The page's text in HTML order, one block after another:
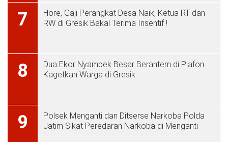
7
Hore, Gaji Perangkat Desa Naik, Ketua RT dan
RW di Gresik Bakal Terima Insentif !
8
Dua Ekor Nyambek Besar Berantem di Plafon
Kagetkan Warga di Gresik
9
Polsek Menganti dan Ditserse Narkoba Polda
Jatim Sikat Peredaran Narkoba di Menganti